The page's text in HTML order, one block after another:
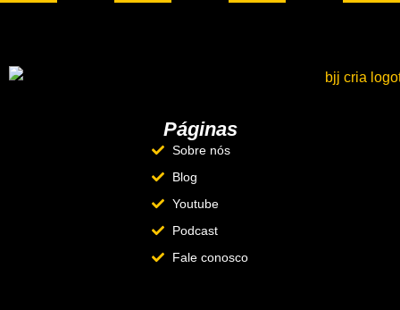
Páginas
Sobre nós
Blog
Youtube
Podcast
Fale conosco